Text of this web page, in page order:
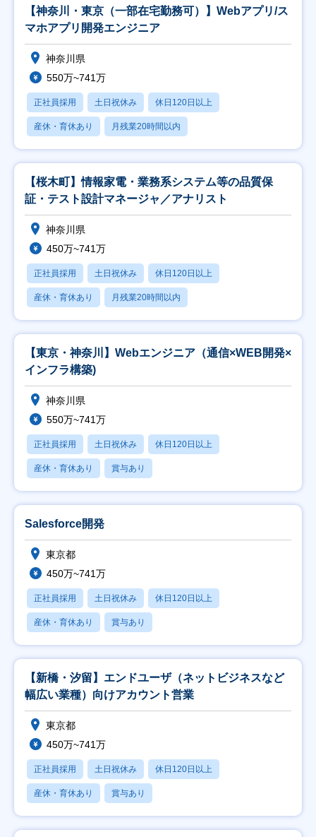
【神奈川・東京（一部在宅勤務可）】Webアプリ/ス
マホアプリ開発エンジニア
神奈川県
550万~741万
正社員採用 土日祝休み 休日120日以上
産休・育休あり 月残業20時間以内
【桜木町】情報家電・業務系システム等の品質保
証・テスト設計マネージャ／アナリスト
神奈川県
450万~741万
正社員採用 土日祝休み 休日120日以上
産休・育休あり 月残業20時間以内
【東京・神奈川】Webエンジニア（通信×WEB開発×
インフラ構築)
神奈川県
550万~741万
正社員採用 土日祝休み 休日120日以上
産休・育休あり 賞与あり
Salesforce開発
東京都
450万~741万
正社員採用 土日祝休み 休日120日以上
産休・育休あり 賞与あり
【新橋・汐留】エンドユーザ（ネットビジネスなど
幅広い業種）向けアカウント営業
東京都
450万~741万
正社員採用 土日祝休み 休日120日以上
産休・育休あり 賞与あり